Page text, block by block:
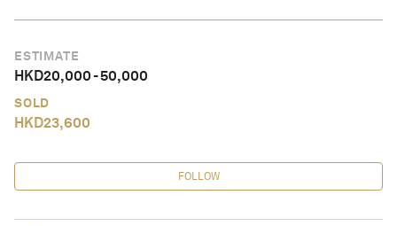
ESTIMATE
HKD20,000-50,000
SOLD
HKD23,600
FOLLOW